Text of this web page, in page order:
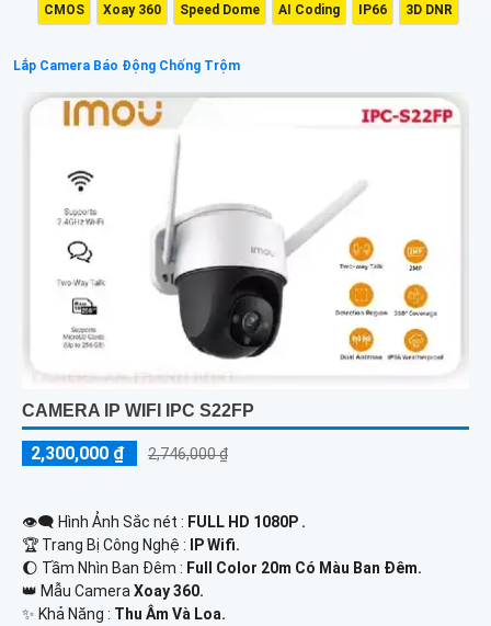
CMOS Xoay 360 Speed Dome AI Coding IP66 3D DNR
Lắp Camera Báo Động Chống Trộm
CAMERA IP WIFI IPC S22FP
2,300,000 ₫ 2,746,000 ₫
👁️‍🗨 Hình Ảnh Sắc nét : FULL HD 1080P .
🏆 Trang Bị Công Nghệ :
IP Wifi.
🌔 Tầm Nhìn Ban Đêm : Full Color 20m Có Màu Ban Đêm.
👑 Mẫu Camera Xoay 360.
️✨ Khả Năng : Thu Âm Và Loa.